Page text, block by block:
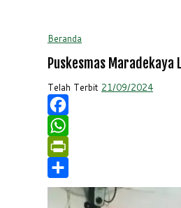
Beranda
Puskesmas Maradekaya
Telah Terbit 21/09/2024
Facebook
WhatsApp
PrintFriendly
Share